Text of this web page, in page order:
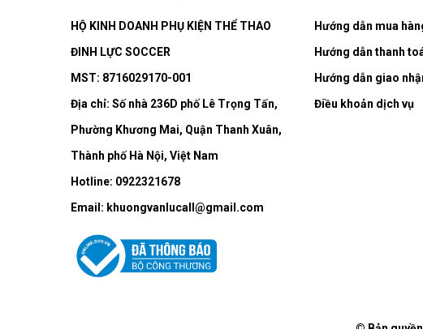
HỘ KINH DOANH PHỤ KIỆN THỂ THAO
ĐINH LỰC SOCCER
MST: 8716029170-001
Địa chỉ: Số nhà 236D phố Lê Trọng Tấn,
Phường Khương Mai, Quận Thanh Xuân,
Thành phố Hà Nội, Việt Nam
Hotline: 0922321678
Email: khuongvanlucall@gmail.com
Hướng dẫn mua
Hướng dẫn thanh
Hướng dẫn giao
Điều khoản dịch vụ